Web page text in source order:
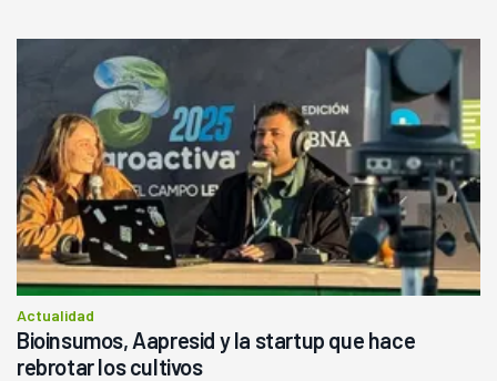
Actualidad
Bioinsumos, Aapresid y la startup que hace
rebrotar los cultivos